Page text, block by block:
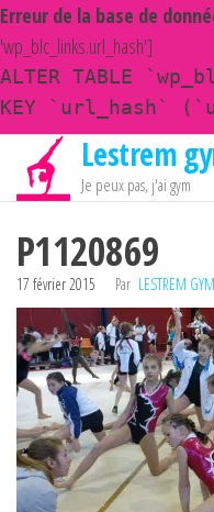
Erreur de la base de
'wp_blc_links.url_hash']
ALTER TABLE
KEY `url_hash`
Passer
contenu
Lestrem
Je peux pas, j'ai gym
P1120869
17 février 2015 Par LESTREM GYM